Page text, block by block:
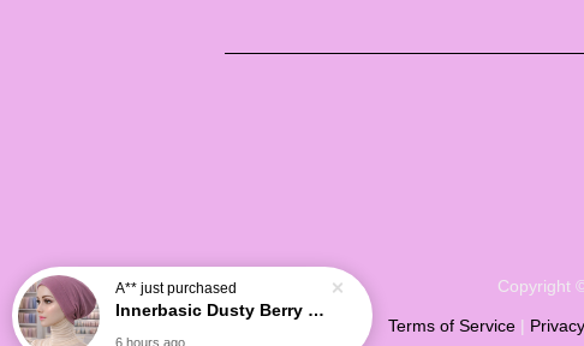
Copyright
Terms of Service |
A** just purchased
Innerbasic Dusty Berry by sn hijabs
6 hours ago